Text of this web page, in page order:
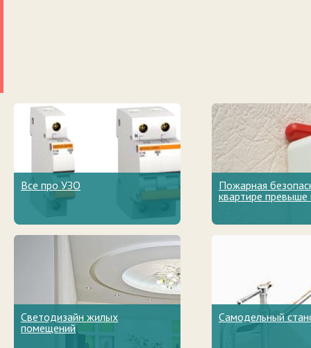
Все про УЗО
Пожарная
квартире превыше
Светодизайн жилых
помещений
Самодельный